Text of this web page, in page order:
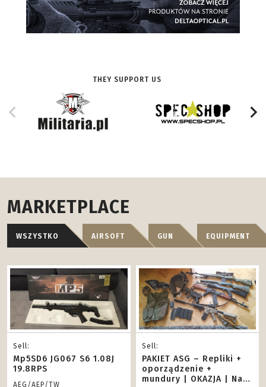
THEY SUPPORT US
MARKETPLACE
WSZYSTKO AIRSOFT GUN EQUIPMENT
Sell:
Mp5SD6 JG067 S6 1.08J
19.8RPS
AEG/AEP/TW
Sell:
PAKIET ASG – Repliki +
oporządzenie +
mundury | OKAZJA | Na